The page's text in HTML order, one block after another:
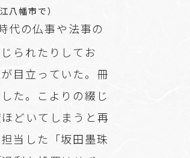
八幡市で）
代の仏事や法事の
じられたりしてお
目立っていた。冊
た。こよりの綴じ
どいてしまうと再
当した「坂田墨珠